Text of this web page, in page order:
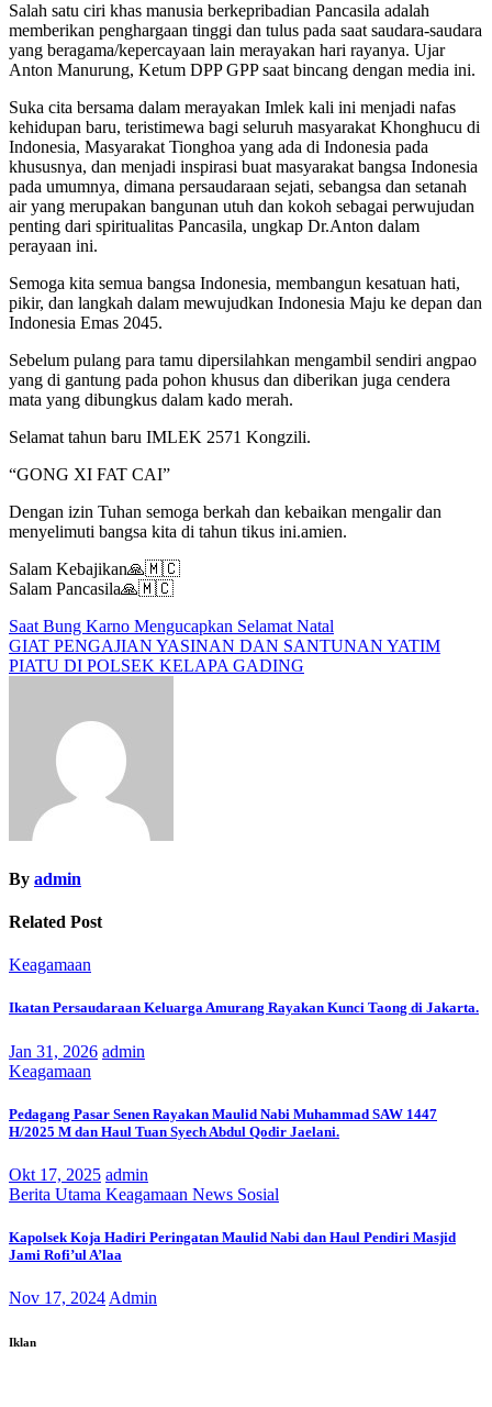
Salah satu ciri khas manusia berkepribadian Pancasila adalah
memberikan penghargaan tinggi dan tulus pada saat saudara-saudara
yang beragama/kepercayaan lain merayakan hari rayanya. Ujar
Anton Manurung, Ketum DPP GPP saat bincang dengan media ini.
Suka cita bersama dalam merayakan Imlek kali ini menjadi nafas
kehidupan baru, teristimewa bagi seluruh masyarakat Khonghucu di
Indonesia, Masyarakat Tionghoa yang ada di Indonesia pada
khususnya, dan menjadi inspirasi buat masyarakat bangsa Indonesia
pada umumnya, dimana persaudaraan sejati, sebangsa dan setanah
air yang merupakan bangunan utuh dan kokoh sebagai perwujudan
penting dari spiritualitas Pancasila, ungkap Dr.Anton dalam
perayaan ini.
Semoga kita semua bangsa Indonesia, membangun kesatuan hati,
pikir, dan langkah dalam mewujudkan Indonesia Maju ke depan dan
Indonesia Emas 2045.
Sebelum pulang para tamu dipersilahkan mengambil sendiri angpao
yang di gantung pada pohon khusus dan diberikan juga cendera
mata yang dibungkus dalam kado merah.
Selamat tahun baru IMLEK 2571 Kongzili.
“GONG XI FAT CAI”
Dengan izin Tuhan semoga berkah dan kebaikan mengalir dan
menyelimuti bangsa kita di tahun tikus ini.amien.
Salam Kebajikan🙏🇲🇨
Salam Pancasila🙏🇲🇨
Navigasi
pos
Saat Bung Karno Mengucapkan Selamat Natal
GIAT PENGAJIAN YASINAN DAN SANTUNAN YATIM
PIATU DI POLSEK KELAPA GADING
By admin
Related Post
Keagamaan
Ikatan Persaudaraan Keluarga Amurang Rayakan Kunci Taong di Jakarta.
Jan 31, 2026 admin
Keagamaan
Pedagang Pasar Senen Rayakan Maulid Nabi Muhammad SAW 1447
H/2025 M dan Haul Tuan Syech Abdul Qodir Jaelani.
Okt 17, 2025 admin
Berita Utama Keagamaan News Sosial
Kapolsek Koja Hadiri Peringatan Maulid Nabi dan Haul Pendiri Masjid
Jami Rofi’ul A’laa
Nov 17, 2024 Admin
Iklan